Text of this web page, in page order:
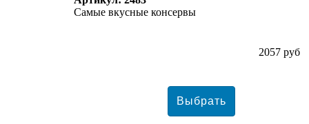
Самые вкусные консервы
2057 руб